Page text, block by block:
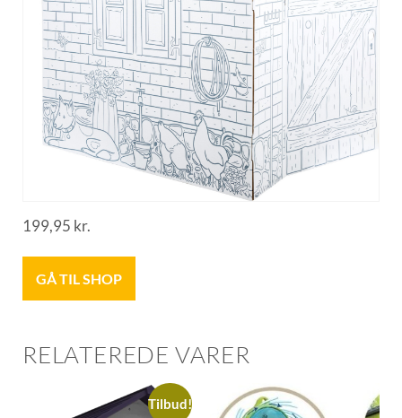
199,95 kr.
GÅ TIL SHOP
RELATEREDE VARER
Tilbud!